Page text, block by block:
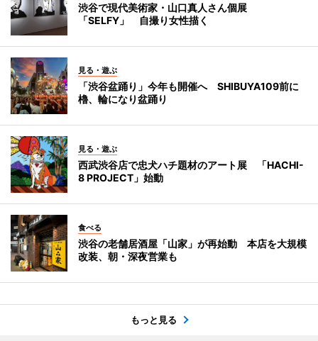
渋谷で現代美術家・山口真人さん個展
「SELFY」 自撮り女性描く
見る・遊ぶ
「渋谷盆踊り」今年も開催へ SHIBUYA109前に
櫓、輪になり盆踊り
見る・遊ぶ
西武渋谷店で忠犬ハチ題材のアート展 「HACHI-
8 PROJECT」始動
食べる
渋谷の老舗居酒屋「山家」が再始動 本店を大規模
改装、朝・深夜営業も
もっと見る